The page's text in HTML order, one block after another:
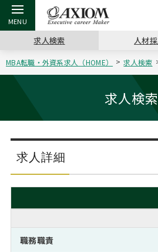
戻る
アクシアムの特長
サービス案内
コンサルタントの紹介
戻る
キャリア支援 TOP
キャリアデザイン講座
（最新求人市場動向）
ステージ別アドバイス
戻る
転職ツール TOP
英文レジュメの書き方
職務経歴書の書き方
よくある面接Q&A集
外資系／面接攻略のコツ
戻る
転職コラム TOP
“展”職相談室
転職市場の明日をよめ
転職成功への4つの鍵
キャリアに効く一冊
戻る
イベント・セミナー TOP
ジョブフェア
キャリアデザインセミナー
キャリアフォーラム
プロ経営者の特別セミナー
戻る
会社概要 TOP
沿革
主なクライアント
採用情報
パブリシティ
求人検索 人材
MBA転職・外資系求人（HOME） 求人検索
求人検索
求人詳細
職務職責